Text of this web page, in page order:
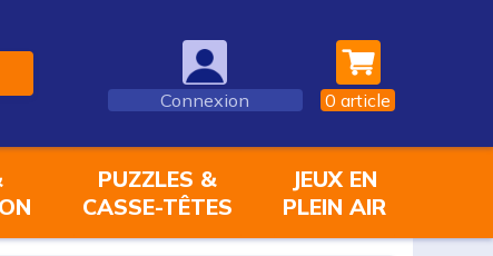
Connexion 0 article
PUZZLES &
CASSE-TÊTES
JEUX EN
PLEIN AIR